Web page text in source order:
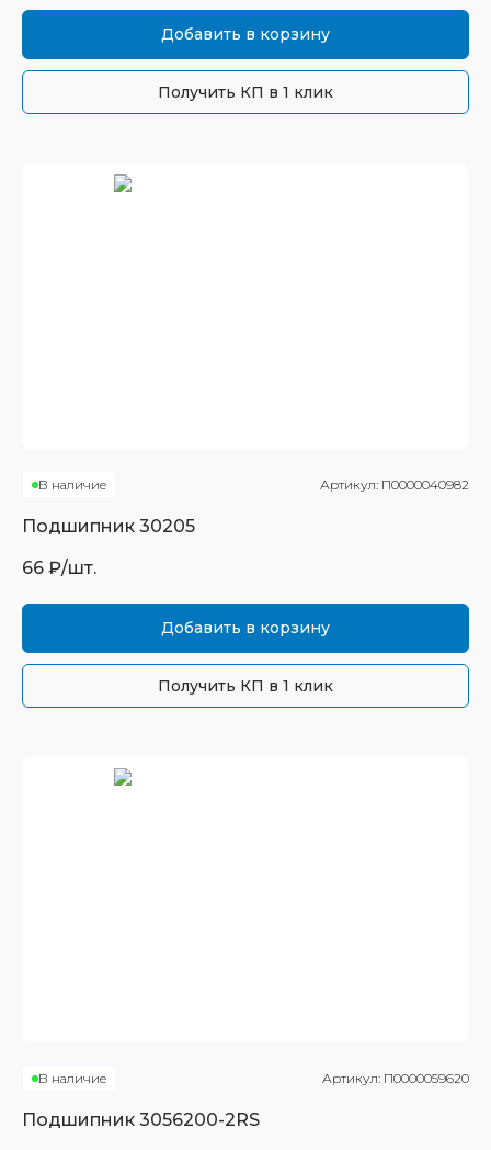
Добавить в корзину
Получить КП в 1 клик
В наличие Артикул: П0000040982
Подшипник 30205
66 ₽/шт.
Добавить в корзину
Получить КП в 1 клик
В наличие Артикул: П0000059620
Подшипник 3056200-2RS